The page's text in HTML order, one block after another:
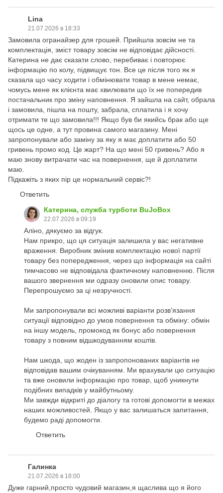
Lina
21.07.2026 в 18:33
Замовила огранайзер для грошей. Прийшла зовсім не та
комплектація, зміст товару зовсім не відповідає дійсності.
Катерина не дає сказати слово, перебиває і повторює
інформацію по колу, підвищує тон. Все це після того як я
сказала що часу ходити і обмінювати товар в мене немає,
чомусь мене як клієнта має хвилювати що їх не попередив
постачальник про зміну наповнення. Я зайшла на сайт, обрала
і замовила, пішла на пошту, забрала, сплатила і я хочу
отримати те що замовила!!! Якщо був би якийсь брак або ще
щось це одне, а тут провина самого магазину. Мені
запропонували або заміну за яку я має доплатити або 50
гривень промо код. Це жарт? На що мені 50 гривень? Або я
маю знову витрачати час на повернення, ще й доплатити
маю.
Підкажіть з яких пір це нормальний сервіс?!
Ответить
Катерина, служба турботи BuJoBox
22.07.2026 в 09:19
Аліно, дякуємо за відгук.
Нам прикро, що ця ситуація залишила у вас негативне
враження. Виробник змінив комплектацію нової партії
товару без попередження, через що інформація на сайті
тимчасово не відповідала фактичному наповненню. Після
вашого звернення ми одразу оновили опис товару.
Перепрошуємо за ці незручності.
Ми запропонували всі можливі варіанти розв'язання
ситуації відповідно до умов повернення та обміну: обмін
на іншу модель, промокод як бонус або повернення
товару з повним відшкодуванням коштів.
Нам шкода, що жоден із запропонованих варіантів не
відповідав вашим очікуванням. Ми врахували цю ситуацію
та вже оновили інформацію про товар, щоб уникнути
подібних випадків у майбутньому.
Ми завжди відкриті до діалогу та готові допомогти в межах
наших можливостей. Якщо у вас залишаться запитання,
будемо раді допомогти.
Ответить
Галинка
21.07.2026 в 18:00
Дуже гарний,просто чудовий магазин,я щаслива що я його